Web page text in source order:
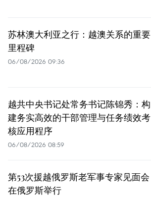
苏林澳大利亚之行：越澳关系的重要
里程碑
06/08/2026 09:36
越共中央书记处常务书记陈锦秀：构
建务实高效的干部管理与任务绩效考
核应用程序
06/08/2026 08:59
第53次援越俄罗斯老军事专家见面会
在俄罗斯举行